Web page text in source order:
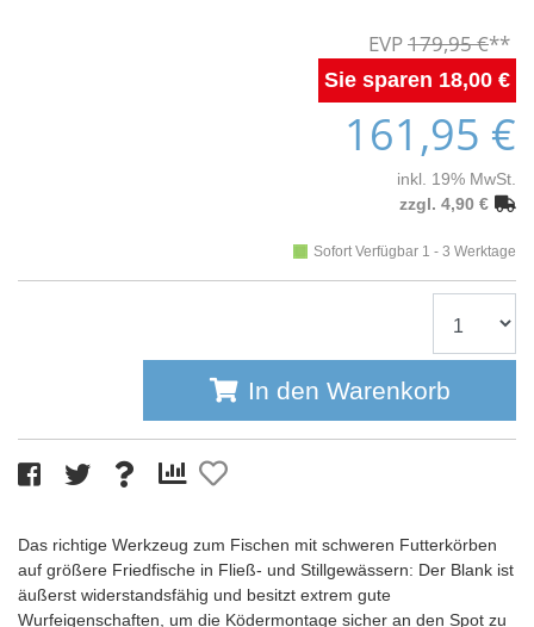
179,95 €
18,00 €
161,95 €
inkl. 19% MwSt.
zzgl. 4,90 €
Sofort Verfügbar 1 - 3 Werktage
In den Warenkorb
Das richtige Werkzeug zum Fischen mit schweren Futterkörben
auf größere Friedfische in Fließ- und Stillgewässern: Der Blank ist
äußerst widerstandsfähig und besitzt extrem gute
Wurfeigenschaften, um die Ködermontage sicher an den Spot zu